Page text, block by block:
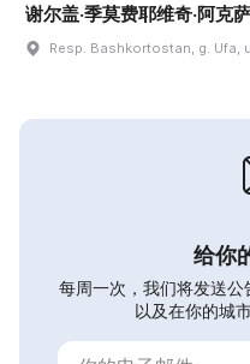
谢尔盖·季莫费耶维奇·阿克
Resp. Bashkortostan, g. Ufa,
给你
每周一次，我们将发送公
以及在你的城